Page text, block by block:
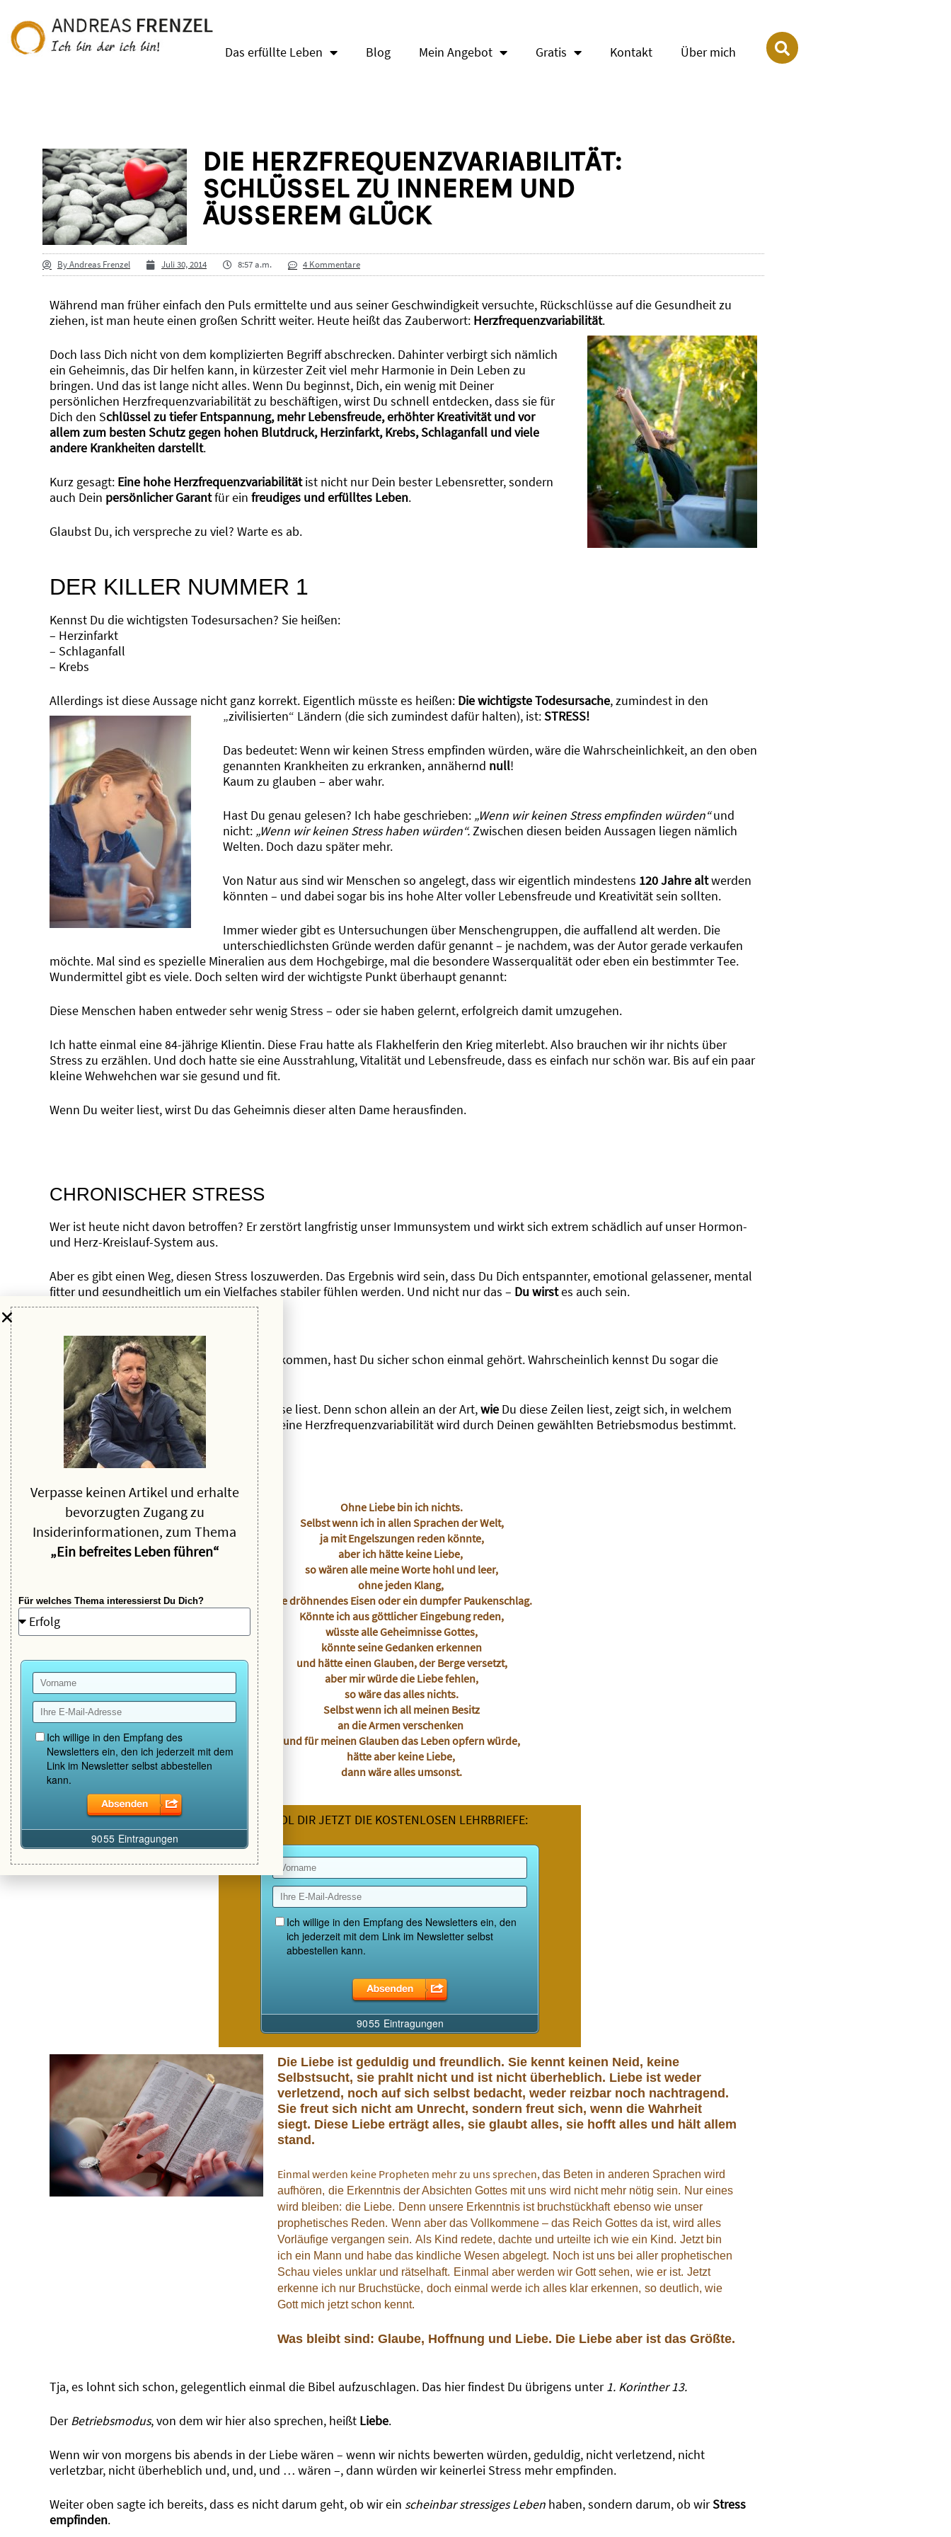
Das erfüllte Leben Blog Mein Angebot Gratis Kontakt Über mich
DIE HERZFREQUENZVARIABILITÄT:
SCHLÜSSEL ZU INNEREM UND
ÄUSSEREM GLÜCK
ByAndreas Frenzel Juli 30, 2014 8:57 a.m. 4 Kommentare
Während man früher einfach den Puls ermittelte und aus seiner Geschwindigkeit versuchte, Rückschlüsse auf die Gesundheit zu
ziehen, ist man heute einen großen Schritt weiter. Heute heißt das Zauberwort: Herzfrequenzvariabilität.
Doch lass Dich nicht von dem komplizierten Begriff abschrecken. Dahinter verbirgt sich nämlich
ein Geheimnis, das Dir helfen kann, in kürzester Zeit viel mehr Harmonie in Dein Leben zu
bringen. Und das ist lange nicht alles. Wenn Du beginnst, Dich, ein wenig mit Deiner
persönlichen Herzfrequenzvariabilität zu beschäftigen, wirst Du schnell entdecken, dass sie für
Dich den Schlüssel zu tiefer Entspannung, mehr Lebensfreude, erhöhter Kreativität und vor
allem zum besten Schutz gegen hohen Blutdruck, Herzinfarkt, Krebs, Schlaganfall und viele
andere Krankheiten darstellt.
Kurz gesagt: Eine hohe Herzfrequenzvariabilitätist nicht nur Dein bester Lebensretter, sondern
auch Dein persönlicher Garantfür ein freudiges und erfülltes Leben.
Glaubst Du, ich verspreche zu viel? Warte es ab.
DER KILLER NUMMER 1
Kennst Du die wichtigsten Todesursachen? Sie heißen:
– Herzinfarkt
– Schlaganfall
– Krebs
Allerdings ist diese Aussage nicht ganz korrekt. Eigentlich müsste es heißen: Die wichtigste Todesursache, zumindest in den
„zivilisierten“ Ländern (die sich zumindest dafür halten), ist:STRESS!
Das bedeutet: Wenn wir keinen Stress empfinden würden, wäre die Wahrscheinlichkeit, an den oben
genannten Krankheiten zu erkranken, annähernd null!
Kaum zu glauben – aber wahr.
Hast Du genau gelesen? Ich habe geschrieben: „Wenn wir keinen Stress empfinden würden“und
nicht: „Wenn wir keinen Stress haben würden“.Zwischen diesen beiden Aussagen liegen nämlich
Welten. Doch dazu später mehr.
Von Natur aus sind wir Menschen so angelegt, dass wir eigentlich mindestens 120 Jahre altwerden
könnten – und dabei sogar bis ins hohe Alter voller Lebensfreude und Kreativität sein sollten.
Immer wieder gibt es Untersuchungen über Menschengruppen, die auffallend alt werden. Die
unterschiedlichsten Gründe werden dafür genannt – je nachdem, was der Autor gerade verkaufen
möchte. Mal sind es spezielle Mineralien aus dem Hochgebirge, mal die besondere Wasserqualität oder eben ein bestimmter Tee.
Wundermittel gibt es viele. Doch selten wird der wichtigste Punkt überhaupt genannt:
Diese Menschen haben entweder sehr wenig Stress – oder sie haben gelernt, erfolgreich damit umzugehen.
Ich hatte einmal eine 84-jährige Klientin. Diese Frau hatte als Flakhelferin den Krieg miterlebt. Also brauchen wir ihr nichts über
Stress zu erzählen. Und doch hatte sie eine Ausstrahlung, Vitalität und Lebensfreude, dass es einfach nur schön war. Bis auf ein paar
kleine Wehwehchen war sie gesund und fit.
Wenn Du weiter liest, wirst Du das Geheimnis dieser alten Dame herausfinden.
CHRONISCHER STRESS
Wer ist heute nicht davon betroffen? Er zerstört langfristig unser Immunsystem und wirkt sich extrem schädlich auf unser Hormon-
und Herz-Kreislauf-System aus.
Aber es gibt einen Weg, diesen Stress loszuwerden. Das Ergebnis wird sein, dass Du Dich entspannter, emotional gelassener, mental
fitter und gesundheitlich um ein Vielfaches stabiler fühlen werden. Und nicht nur das – Du wirstes auch sein.
Das Geheimnis, wie wir zu diesem Zustand kommen, hast Du sicher schon einmal gehört. Wahrscheinlich kennst Du sogar die
folgenden Zeilen.
Bitte nimm Dir unbedingt Zeit, wenn Du diese liest. Denn schon allein an der Art,wie Du diese Zeilen liest, zeigt sich, in welchem
Betriebsmodus Du Dich gerade befindest. Deine Herzfrequenzvariabilität wird durch Deinen gewählten Betriebsmodus bestimmt.
Los geht es:
Ohne Liebe bin ich nichts.
Selbst wenn ich in allen Sprachen der Welt,
ja mit Engelszungen reden könnte,
aber ich hätte keine Liebe,
so wären alle meine Worte hohl und leer,
ohne jeden Klang,
wie dröhnendes Eisen oder ein dumpfer Paukenschlag.
Könnte ich aus göttlicher Eingebung reden,
wüsste alle Geheimnisse Gottes,
könnte seine Gedanken erkennen
und hätte einen Glauben, der Berge versetzt,
aber mir würde die Liebe fehlen,
so wäre das alles nichts.
Selbst wenn ich all meinen Besitz
an die Armen verschenken
und für meinen Glauben das Leben opfern würde,
hätte aber keine Liebe,
dann wäre alles umsonst.
HOL DIR JETZT DIE KOSTENLOSEN LEHRBRIEFE:
Die Liebe ist geduldig und freundlich. Sie kennt keinen Neid, keine
Selbstsucht, sie prahlt nicht und ist nicht überheblich. Liebe ist weder
verletzend, noch auf sich selbst bedacht, weder reizbar noch nachtragend.
Sie freut sich nicht am Unrecht, sondern freut sich, wenn die Wahrheit
siegt. Diese Liebe erträgt alles, sie glaubt alles, sie hofft alles und hält allem
stand.
Einmal werden keine Propheten mehr zu uns sprechen,das Beten in anderen Sprachen wird
aufhören, die Erkenntnis der Absichten Gottes mit uns wird nicht mehr nötig sein. Nur eines
wird bleiben: die Liebe. Denn unsere Erkenntnis ist bruchstückhaft ebenso wie unser
prophetisches Reden. Wenn aber das Vollkommene – das Reich Gottes da ist, wird alles
Vorläufige vergangen sein. Als Kind redete, dachte und urteilte ich wie ein Kind. Jetzt bin
ich ein Mann und habe das kindliche Wesen abgelegt. Noch ist uns bei aller prophetischen
Schau vieles unklar und rätselhaft. Einmal aber werden wir Gott sehen, wie er ist. Jetzt
erkenne ich nur Bruchstücke, doch einmal werde ich alles klar erkennen, so deutlich, wie
Gott mich jetzt schon kennt.
Was bleibt sind: Glaube, Hoffnung und Liebe. Die Liebe aber ist das Größte.
Tja, es lohnt sich schon, gelegentlich einmal die Bibel aufzuschlagen. Das hier findest Du übrigens unter1. Korinther 13.
DerBetriebsmodus, von dem wir hier also sprechen, heißt Liebe.
Wenn wir von morgens bis abends in der Liebe wären – wenn wir nichts bewerten würden, geduldig, nicht verletzend, nicht
verletzbar, nicht überheblich und, und, und … wären –, dann würden wir keinerlei Stress mehr empfinden.
Weiter oben sagte ich bereits, dass es nicht darum geht, ob wir ein scheinbar stressiges Leben haben, sondern darum, ob wirStress
empfinden.
Verpasse keinen Artikel und erhalte
bevorzugten Zugang zu
Insiderinformationen, zum Thema
„Ein befreites Leben führen“
Für welches Thema interessierst Du Dich?